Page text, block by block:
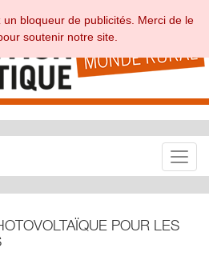
POUR LES
bloqueur de publicités. Merci de le
soutenir notre site.